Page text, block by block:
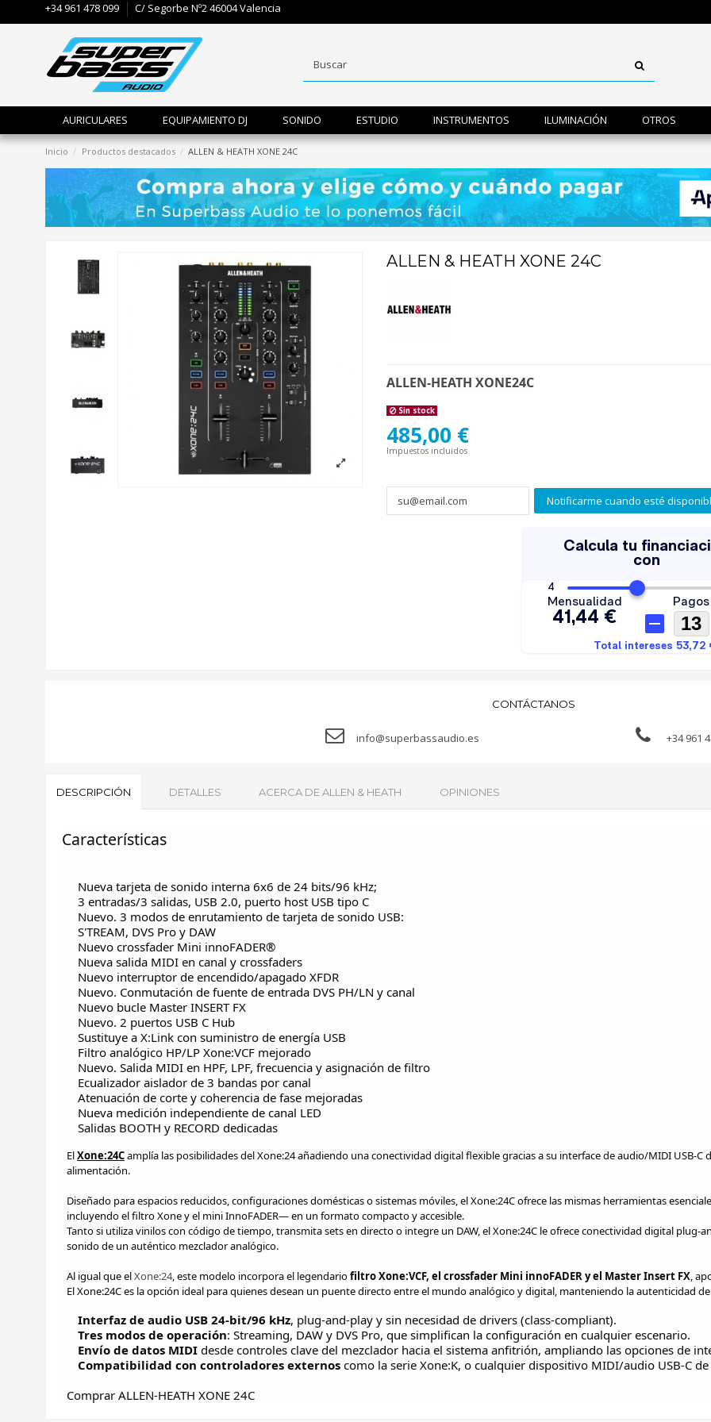
+34 961 478 099 C/ Segorbe Nº2 46004 Valencia
AURICULARES EQUIPAMIENTO DJ SONIDO ESTUDIO INSTRUMENTOS ILUMINACIÓN OTROS
Inicio Productos destacados ALLEN & HEATH XONE 24C
ALLEN & HEATH XONE 24C
ALLEN-HEATH XONE24C
Sin stock
485,00 €
Impuestos incluidos
Notificarme cuando esté
CONTÁCTANOS
info@superbassaudio.es +34 961
DESCRIPCIÓN DETALLES ACERCA DE ALLEN & HEATH OPINIONES
Características
Nueva tarjeta de sonido interna 6x6 de 24 bits/96 kHz;
3 entradas/3 salidas, USB 2.0, puerto host USB tipo C
Nuevo. 3 modos de enrutamiento de tarjeta de sonido USB:
S'TREAM, DVS Pro y DAW
Nuevo crossfader Mini innoFADER®
Nueva salida MIDI en canal y crossfaders
Nuevo interruptor de encendido/apagado XFDR
Nuevo. Conmutación de fuente de entrada DVS PH/LN y canal
Nuevo bucle Master INSERT FX
Nuevo. 2 puertos USB C Hub
Sustituye a X:Link con suministro de energía USB
Filtro analógico HP/LP Xone:VCF mejorado
Nuevo. Salida MIDI en HPF, LPF, frecuencia y asignación de filtro
Ecualizador aislador de 3 bandas por canal
Atenuación de corte y coherencia de fase mejoradas
Nueva medición independiente de canal LED
Salidas BOOTH y RECORD dedicadas
ElXone:24Camplía las posibilidades del Xone:24 añadiendo una conectividad digital flexible gracias a su interface de audio/MIDI USB-C
alimentación.
Diseñado para espacios reducidos, configuraciones domésticas o sistemas móviles, el Xone:24C ofrece las mismas herramientas
incluyendo el filtro Xone y el mini InnoFADER— en un formato compacto y accesible.
Tanto si utiliza vinilos con código de tiempo, transmita sets en directo o integre un DAW, el Xone:24C le ofrece conectividad digital plug-
sonido de un auténtico mezclador analógico.
Al igual que elXone:24, este modelo incorpora el legendariofiltro Xone:VCF, el crossfader Mini innoFADER y el Master Insert FX,
El Xone:24C es la opción ideal para quienes desean un puente directo entre el mundo analógico y digital, manteniendo la autenticidad
Interfaz de audio USB 24-bit/96 kHz, plug-and-play y sin necesidad de drivers (class-compliant).
Tres modos de operación: Streaming, DAW y DVS Pro, que simplifican la configuración en cualquier escenario.
Envío de datos MIDI desde controles clave del mezclador hacia el sistema anfitrión, ampliando las opciones de
Compatibilidad con controladores externos como la serie Xone:K, o cualquier dispositivo MIDI/audio USB-C
Comprar ALLEN-HEATH XONE 24C